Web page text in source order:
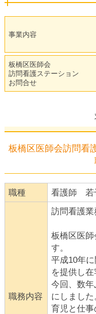
事業内容
板橋区医師会
訪問看護ステーション
お問合せ
板橋区医師会訪問
職種 看護師 若
職務内容
訪問看護業
板橋区医
す。
平成10年
を提供し在
今回、数
にしました
育児と仕